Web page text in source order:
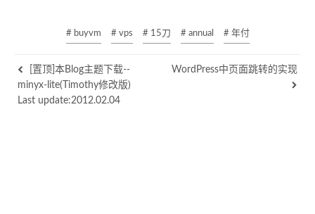
# buyvm # vps # 15刀 # annual # 年付
[置顶]本Blog主题下载--
minyx-lite(Timothy修改版)
Last update:2012.02.04
WordPress中页面跳转的实现